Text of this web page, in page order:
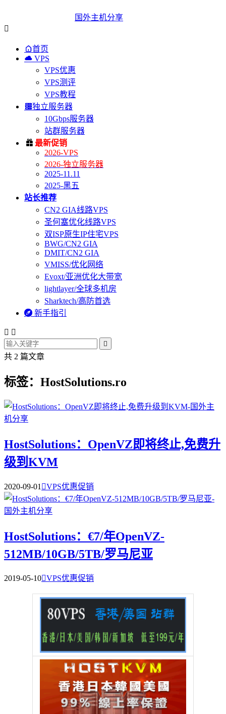
国外主机分享

首页
 VPS
VPS优惠
VPS测评
VPS教程
独立服务器
10Gbps服务器
站群服务器
 最新促销
2026-VPS
2026-独立服务器
2025-11.11
2025-黑五
站长推荐
CN2 GIA线路VPS
圣何塞优化线路VPS
双ISP原生IP住宅VPS
BWG/CN2 GIA
DMIT/CN2 GIA
VMISS/优化网络
Evoxt/亚洲优化大带宽
lightlayer/全球多机房
Sharktech/高防首选
 新手指引
 

共 2 篇文章
标签：HostSolutions.ro
HostSolutions：OpenVZ即将终止,免费升
级到KVM
2020-09-01 VPS优惠促销
HostSolutions：€7/年OpenVZ-
512MB/10GB/5TB/罗马尼亚
2019-05-10VPS优惠促销